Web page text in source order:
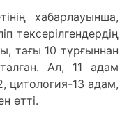
хабарлауынша,
тексерілгендердің
тағы 10 тұрғыннан
Ал, 11 адам
цитология-13 адам,
өтті.